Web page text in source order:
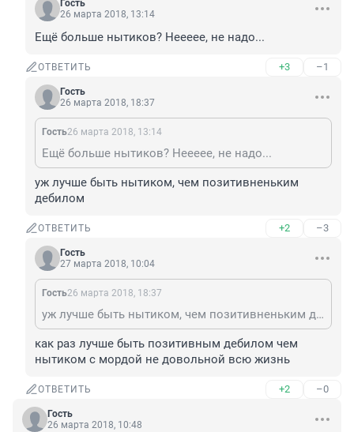
Гость
26 марта 2018, 13:14
Ещё больше нытиков? Неееее, не надо...
ОТВЕТИТЬ +3 –1
Гость
26 марта 2018, 18:37
Гость26 марта 2018, 13:14
Ещё больше нытиков? Неееее, не надо...
уж лучше быть нытиком, чем позитивненьким
дебилом
ОТВЕТИТЬ +2 –3
Гость
27 марта 2018, 10:04
Гость26 марта 2018, 18:37
уж лучше быть нытиком, чем позитивненьким дебилом
как раз лучше быть позитивным дебилом чем
нытиком с мордой не довольной всю жизнь
ОТВЕТИТЬ +2 –0
Гость
26 марта 2018, 10:48